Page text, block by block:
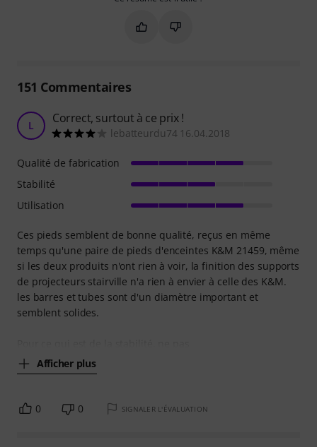
Marquer ce résumé comme utile
Marquer ce résumé comme
151 Commentaires
L Correct, surtout à ce prix !
lebatteurdu74 16.04.2018
Ces pieds semblent de bonne qualité, reçus en même
temps qu'une paire de pieds d'enceintes K&M 21459, même
si les deux produits n'ont rien à voir, la finition des supports
de projecteurs stairville n'a rien à envier à celle des K&M.
les barres et tubes sont d'un diamètre important et
semblent solides.
Afficher plus
Qualité de fabrication
Stabilité
Utilisation
0 0 SIGNALER L'ÉVALUATION